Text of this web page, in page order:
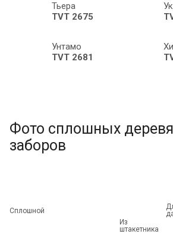
Тьера
TVT 2675
Унтамо
TVT 2681
Фото сплошных
заборов
Сплошной
Из
штакетника